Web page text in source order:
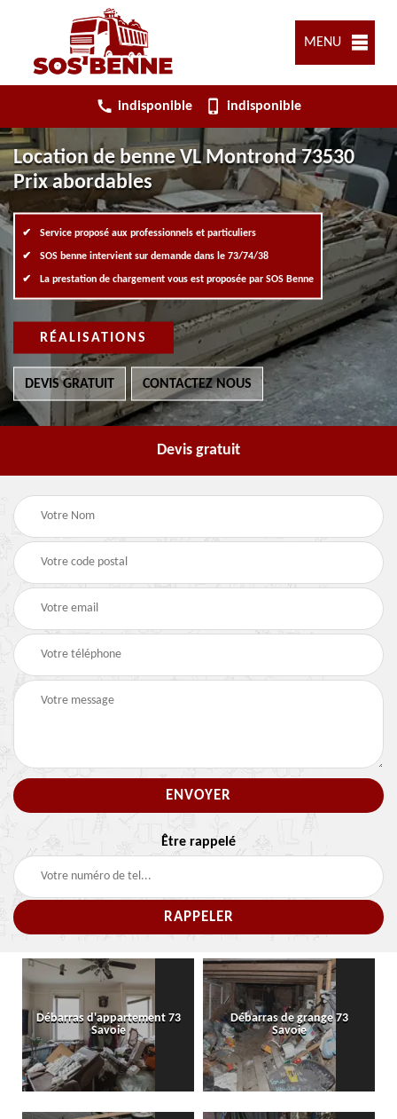
MENU
indisponible indisponible
Location de benne VL Montrond 73530
Prix abordables
Service proposé aux professionnels et particuliers
SOS benne intervient sur demande dans le 73/74/38
La prestation de chargement vous est proposée par SOS Benne
RÉALISATIONS
DEVIS GRATUIT CONTACTEZ NOUS
Devis gratuit
Être rappelé
Débarras d'appartement 73
Savoie
Débarras de grange 73
Savoie